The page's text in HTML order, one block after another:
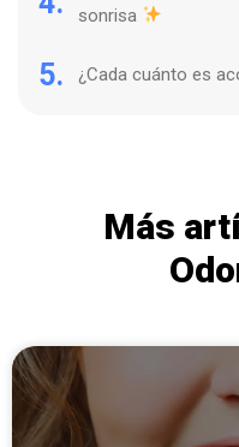
sonrisa
5. ¿Cada cuánto es
Más